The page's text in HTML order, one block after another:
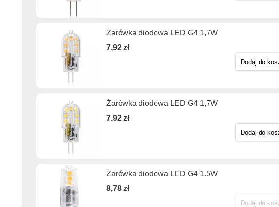
Żarówka diodowa LED G4 1,7W
7,92 zł
Dodaj do
Żarówka diodowa LED G4 1,7W
7,92 zł
Dodaj do
Żarówka diodowa LED G4 1.5W
8,78 zł
Dodaj do